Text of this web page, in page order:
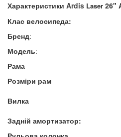
Характеристики Ardis Laser 26"
Клас велосипеда:
Бренд:
Модель:
Рама
Розміри рам
Вилка
Задній амортизатор: